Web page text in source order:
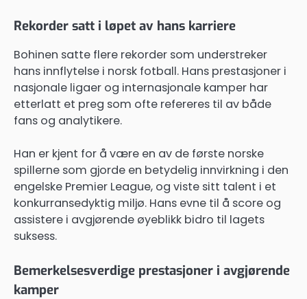
Rekorder satt i løpet av hans karriere
Bohinen satte flere rekorder som understreker
hans innflytelse i norsk fotball. Hans prestasjoner i
nasjonale ligaer og internasjonale kamper har
etterlatt et preg som ofte refereres til av både
fans og analytikere.
Han er kjent for å være en av de første norske
spillerne som gjorde en betydelig innvirkning i den
engelske Premier League, og viste sitt talent i et
konkurransedyktig miljø. Hans evne til å score og
assistere i avgjørende øyeblikk bidro til lagets
suksess.
Bemerkelsesverdige prestasjoner i avgjørende
kamper